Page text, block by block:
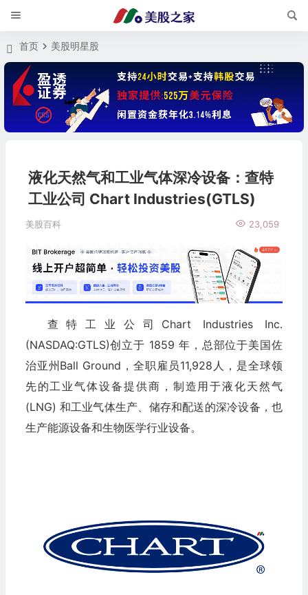
首页 美股明星股
液化天然气和工业气体深冷设备：查特
工业公司 Chart Industries(GTLS)
美股百科 23,059
查特工业公司Chart Industries Inc.
(NASDAQ:GTLS)创立于 1859 年，总部位于美国佐
治亚州Ball Ground，全职雇员11,928人，是全球领
先的工业气体设备提供商，制造用于液化天然气
(LNG) 和工业气体生产、储存和配送的深冷设备，也
生产能源设备和生物医学行业设备。